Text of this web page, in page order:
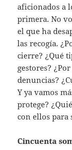
aficionados a
primera. No
el que ha
las recogía.
cierre? ¿Qué
gestores?
denuncias?
Y ya vamos
protege?
con ellos para
Cincuenta